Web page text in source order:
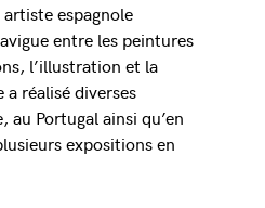
espagnole
entre les peintures
l’illustration et la
a réalisé diverses
au Portugal ainsi qu’en
expositions en